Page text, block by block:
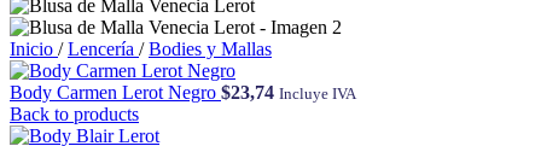
Inicio / Lencería / Bodies y Mallas
Body Carmen Lerot Negro $23,74 Incluye IVA
Back to products